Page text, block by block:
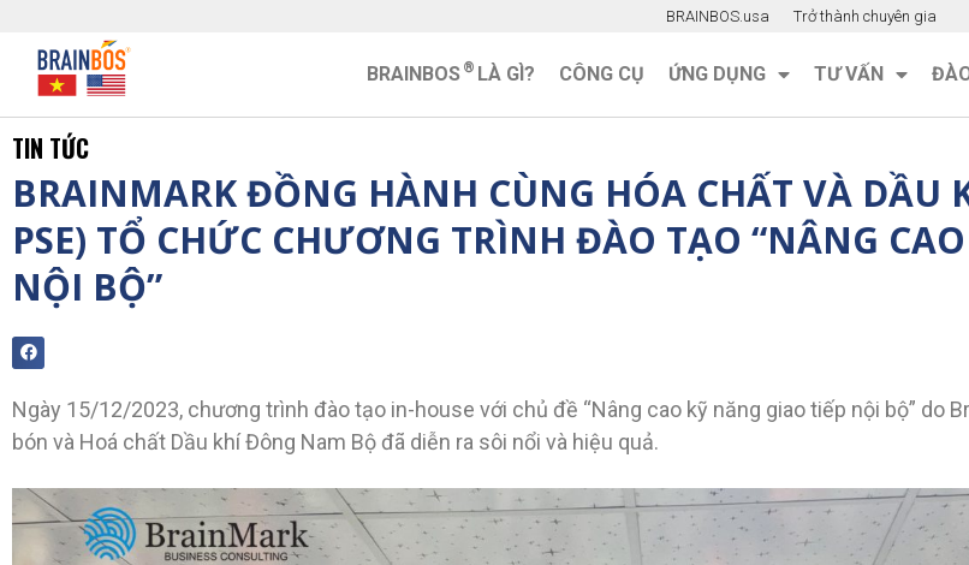
BRAINBOS.usa Trở thành chuyên gia
BRAINBOS ® LÀ GÌ? CÔNG CỤ ỨNG DỤNG TƯ VẤN
TIN TỨC
BRAINMARK ĐỒNG HÀNH CÙNG HÓA CHẤT VÀ DẦU
PSE) TỔ CHỨC CHƯƠNG TRÌNH ĐÀO TẠO “NÂNG
NỘI BỘ”
Ngày 15/12/2023, chương trình đào tạo in-house với chủ đề “Nâng cao kỹ năng giao tiếp nội bộ” do
bón và Hoá chất Dầu khí Đông Nam Bộ đã diễn ra sôi nổi và hiệu quả.